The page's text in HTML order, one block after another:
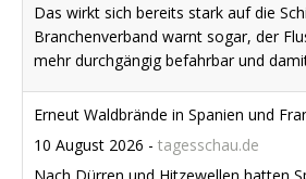
Das wirkt sich bereits stark auf die
Branchenverband warnt sogar, der
mehr durchgängig befahrbar und
Erneut Waldbrände in Spanien und
10 August 2026 - tagesschau.de
Nach Dürren und Hitzewellen hatten